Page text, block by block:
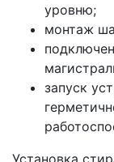
уровню;
монтаж
запуск
Установка